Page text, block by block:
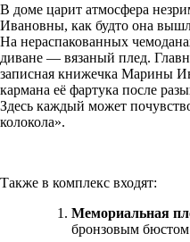
В доме царит атмосфера
Ивановны, как будто она
На нераспакованных
диване — вязаный плед.
записная книжечка Марины
кармана её фартука после
Здесь каждый может
колокола».
Также в комплекс входят:
Мемориальная
бронзовым бюстом